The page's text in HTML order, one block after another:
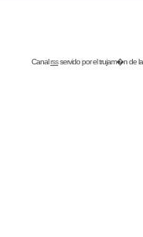
Canalrssservido por eltrujam�nde